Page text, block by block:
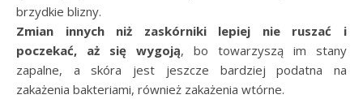
brzydkie blizny.
Zmian innych niż zaskórniki lepiej nie ruszać i
poczekać, aż się wygoją, bo towarzyszą im stany
zapalne, a skóra jest jeszcze bardziej podatna na
zakażenia bakteriami, również zakażenia wtórne.